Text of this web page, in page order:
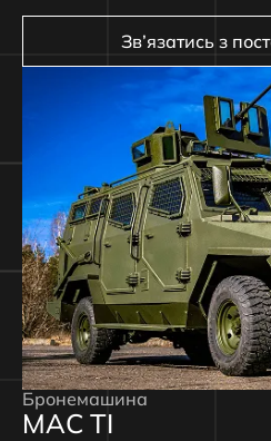
Зв’язатись з
Бронемашина
MAC TI